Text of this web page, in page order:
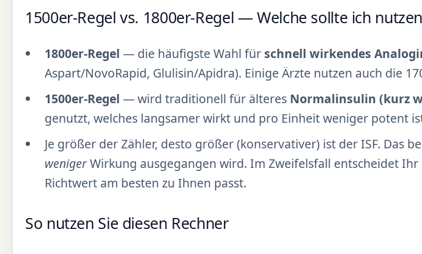
1500er-Regel vs. 1800er-Regel — Welche sollte ich
1800er-Regel — die häufigste Wahl für schnell wirkendes
Aspart/NovoRapid, Glulisin/Apidra). Einige Ärzte nutzen auch die
1500er-Regel — wird traditionell für älteres Normalinsulin (kurz
genutzt, welches langsamer wirkt und pro Einheit weniger potent
Je größer der Zähler, desto größer (konservativer) ist der ISF. Das
wenigerWirkung ausgegangen wird. Im Zweifelsfall entscheidet Ihr
Richtwert am besten zu Ihnen passt.
So nutzen Sie diesen Rechner